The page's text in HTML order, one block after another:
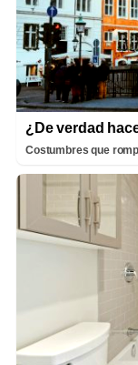
¿De verdad
Costumbres que